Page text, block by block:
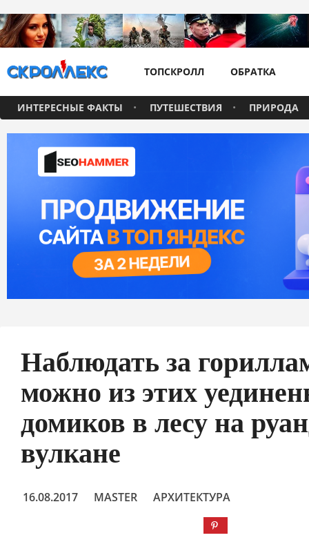
ТОПСКРОЛЛ ОБРАТКА
ИНТЕРЕСНЫЕ ФАКТЫ ПУТЕШЕСТВИЯ ПРИРОДА
Наблюдать за
можно из этих
домиков в лесу на
вулкане
16.08.2017 MASTER АРХИТЕКТУРА